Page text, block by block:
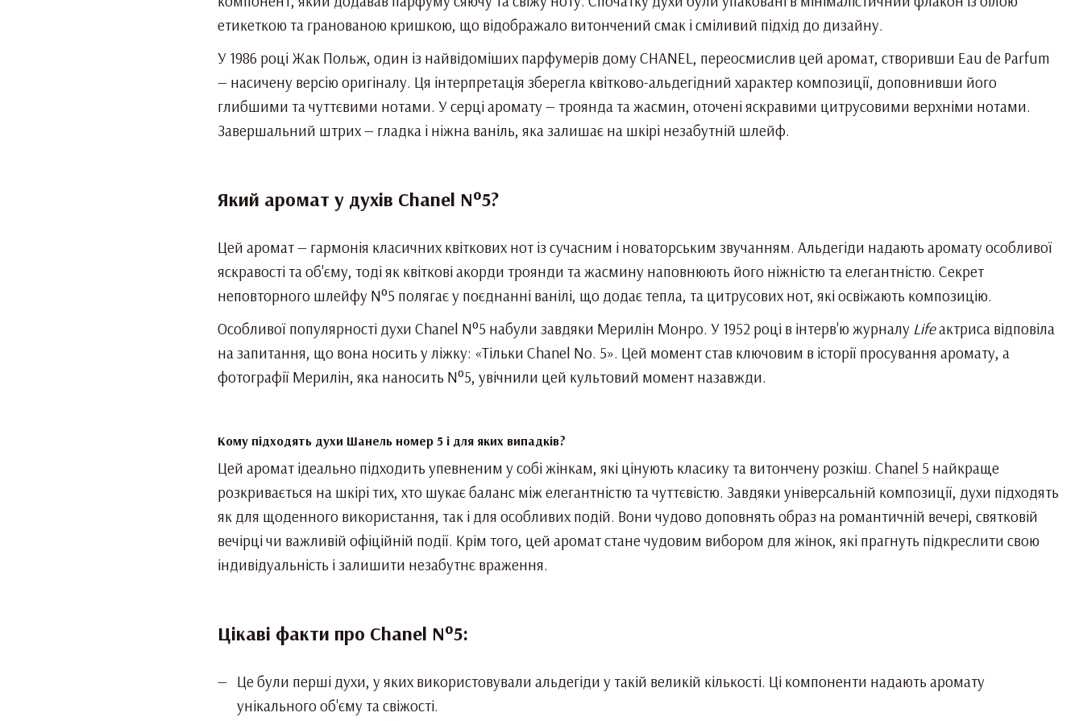
етикеткою та гранованою кришкою, що відображало витончений смак і сміливий підхід до дизайну.
У 1986 році Жак Польж, один із найвідоміших парфумерів дому CHANEL, переосмислив цей аромат, створивши Eau de Parfum
— насичену версію оригіналу. Ця інтерпретація зберегла квітково-альдегідний характер композиції, доповнивши його
глибшими та чуттєвими нотами. У серці аромату — троянда та жасмин, оточені яскравими цитрусовими верхніми нотами.
Завершальний штрих — гладка і ніжна ваніль, яка залишає на шкірі незабутній шлейф.
Який аромат у духів Chanel N°5?
Цей аромат — гармонія класичних квіткових нот із сучасним і новаторським звучанням. Альдегіди надають аромату особливої
яскравості та об'єму, тоді як квіткові акорди троянди та жасмину наповнюють його ніжністю та елегантністю. Секрет
неповторного шлейфу N°5 полягає у поєднанні ванілі, що додає тепла, та цитрусових нот, які освіжають композицію.
Особливої популярності духи Chanel N°5 набули завдяки Мерилін Монро. У 1952 році в інтерв'ю журналу Lifeактриса відповіла
на запитання, що вона носить у ліжку: «Тільки Chanel No. 5». Цей момент став ключовим в історії просування аромату, а
фотографії Мерилін, яка наносить N°5, увічнили цей культовий момент назавжди.
Кому підходять духи Шанель номер 5 і для яких випадків?
Цей аромат ідеально підходить упевненим у собі жінкам, які цінують класику та витончену розкіш. Chanel 5 найкраще
розкривається на шкірі тих, хто шукає баланс між елегантністю та чуттєвістю. Завдяки універсальній композиції, духи підходять
як для щоденного використання, так і для особливих подій. Вони чудово доповнять образ на романтичній вечері, святковій
вечірці чи важливій офіційній події. Крім того, цей аромат стане чудовим вибором для жінок, які прагнуть підкреслити свою
індивідуальність і залишити незабутнє враження.
Цікаві факти про Chanel N°5:
Це були перші духи, у яких використовували альдегіди у такій великій кількості. Ці компоненти надають аромату
унікального об'єму та свіжості.